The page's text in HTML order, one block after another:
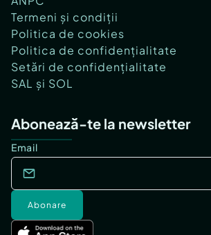
Termeni și condiții
Politica de cookies
Politica de confidențialitate
Setări de confidențialitate
SAL și SOL
Abonează-te la newsletter
Email
Abonare